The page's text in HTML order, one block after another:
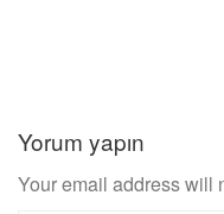
Yorum yapın
Your email address will